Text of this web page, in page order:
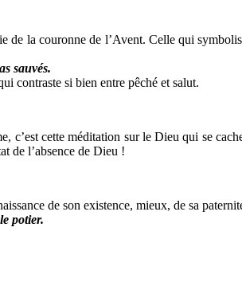
la couronne de l’Avent. Celle qui
sauvés.
contraste si bien entre pêché et salut.
c’est cette méditation sur le Dieu qui se
de l’absence de Dieu !
de son existence, mieux, de sa
potier.